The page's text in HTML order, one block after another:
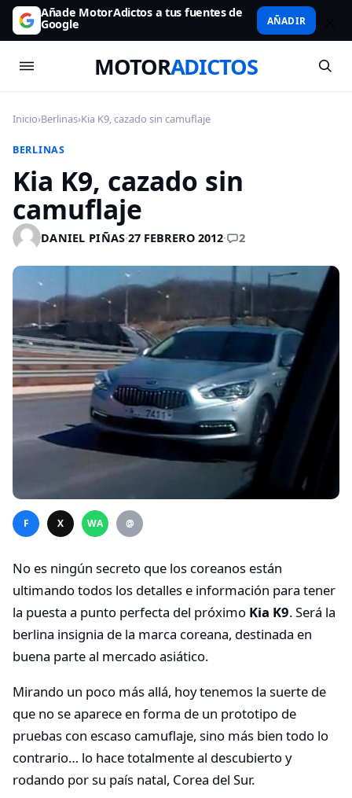
Añade MotorAdictos a tus fuentes de
Google AÑADIR
MOTORADICTOS
Inicio›Berlinas›Kia K9, cazado sin camuflaje
BERLINAS
Kia K9, cazado sin
camuflaje
DANIEL PIÑAS·27 FEBRERO 2012· 2
F X WA @
No es ningún secreto que los coreanos están
ultimando todos los detalles e información para tener
la puesta a punto perfecta del próximo Kia K9. Será la
berlina insignia de la marca coreana, destinada en
buena parte al mercado asiático.
Mirando un poco más allá, hoy tenemos la suerte de
que no se aparece en forma de un prototipo de
pruebas con escaso camuflaje, sino más bien todo lo
contrario… lo hace totalmente al descubierto y
rodando por su país natal, Corea del Sur.